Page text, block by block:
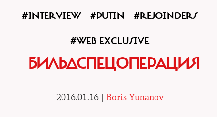
#INTERVIEW #PUTIN #REJOINDERS
#WEB EXCLUSIVE
БИЛЬДСПЕЦОПЕРАЦИЯ
2016.01.16 | Boris Yunanov